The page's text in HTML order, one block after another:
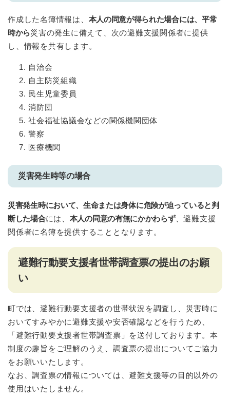
作成した名簿情報は、 本人の同意が得られた場合には、平常
時から災害の発生に備えて、次の避難支援関係者に提供
し、情報を共有します。
自治会
自主防災組織
民生児童委員
消防団
社会福祉協議会などの関係機関団体
警察
医療機関
災害発生時等の場合
災害発生時において、生命または身体に危険が迫っていると判
断した場合には、 本人の同意の有無にかかわらず、避難支援
関係者に名簿を提供することとなります。
避難行動要支援者世帯調査票の提出のお願
い
町では、避難行動要支援者の世帯状況を調査し、災害時に
おいてすみやかに避難支援や安否確認などを行うため、
「避難行動要支援者世帯調査票」を送付しております。本
制度の趣旨をご理解のうえ、調査票の提出についてご協力
をお願いいたします。
なお、調査票の情報については、避難支援等の目的以外の
使用はいたしません。